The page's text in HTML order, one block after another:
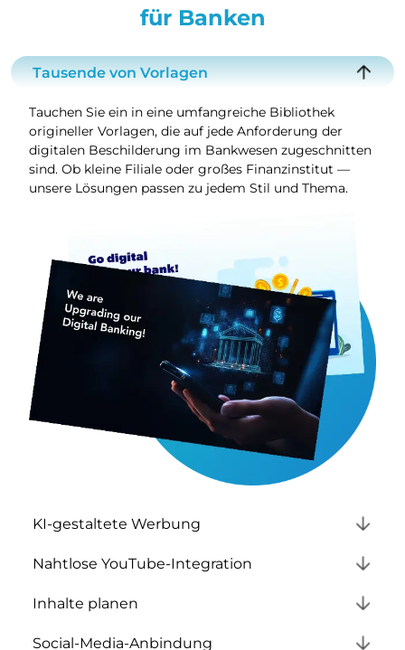
für Banken
Tausende von Vorlagen
Tauchen Sie ein in eine umfangreiche Bibliothek
origineller Vorlagen, die auf jede Anforderung der
digitalen Beschilderung im Bankwesen zugeschnitten
sind. Ob kleine Filiale oder großes Finanzinstitut —
unsere Lösungen passen zu jedem Stil und Thema.
KI-gestaltete Werbung
Nahtlose YouTube-Integration
Inhalte planen
Social-Media-Anbindung